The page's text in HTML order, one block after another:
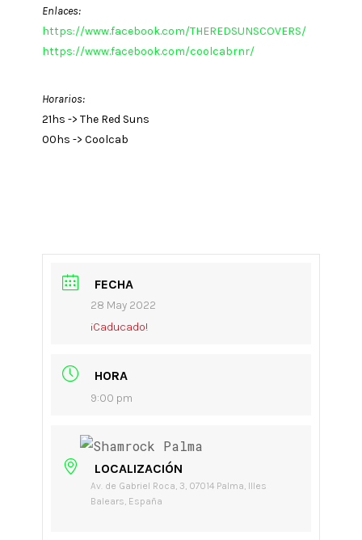
Enlaces:
https://www.facebook.com/THEREDSUNSCOVERS/
https://www.facebook.com/coolcabrnr/
Horarios:
21hs -> The Red Suns
00hs -> Coolcab
FECHA
28 May 2022
¡Caducado!
HORA
9:00 pm
LOCALIZACIÓN
Av. de Gabriel Roca, 3, 07014 Palma, Illes
Balears, España